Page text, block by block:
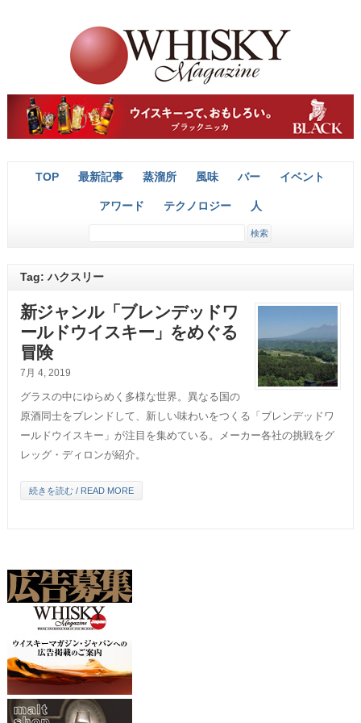
TOP 最新記事 蒸溜所 風味 バー イベント
アワード テクノロジー 人
Tag: ハクスリー
新ジャンル「ブレンデッドワ
ールドウイスキー」をめぐる
冒険
7月 4, 2019
グラスの中にゆらめく多様な世界。異なる国の
原酒同士をブレンドして、新しい味わいをつくる「ブレンデッドワ
ールドウイスキー」が注目を集めている。メーカー各社の挑戦をグ
レッグ・ディロンが紹介。
続きを読む / READ MORE